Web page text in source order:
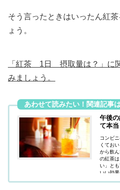
そう言ったときはいったん紅
ょう。
「紅茶 1日 摂取量は？」に
みましょう。
午後
て本
コンビ
くてお
から飲
の紅茶
い」と
いい効